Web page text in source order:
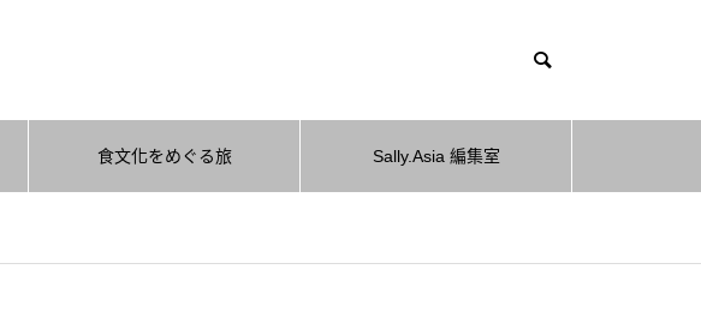
食文化をめぐる旅 Sally.Asia 編集室